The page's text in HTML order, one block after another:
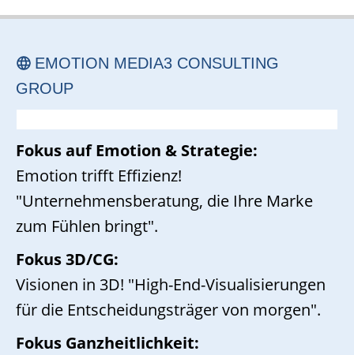
EMOTION MEDIA3 CONSULTING
GROUP
Fokus auf Emotion & Strategie:
Emotion trifft Effizienz!
"Unternehmensberatung, die Ihre Marke
zum Fühlen bringt".
Fokus 3D/CG:
Visionen in 3D! "High-End-Visualisierungen
für die Entscheidungsträger von morgen".
Fokus Ganzheitlichkeit: